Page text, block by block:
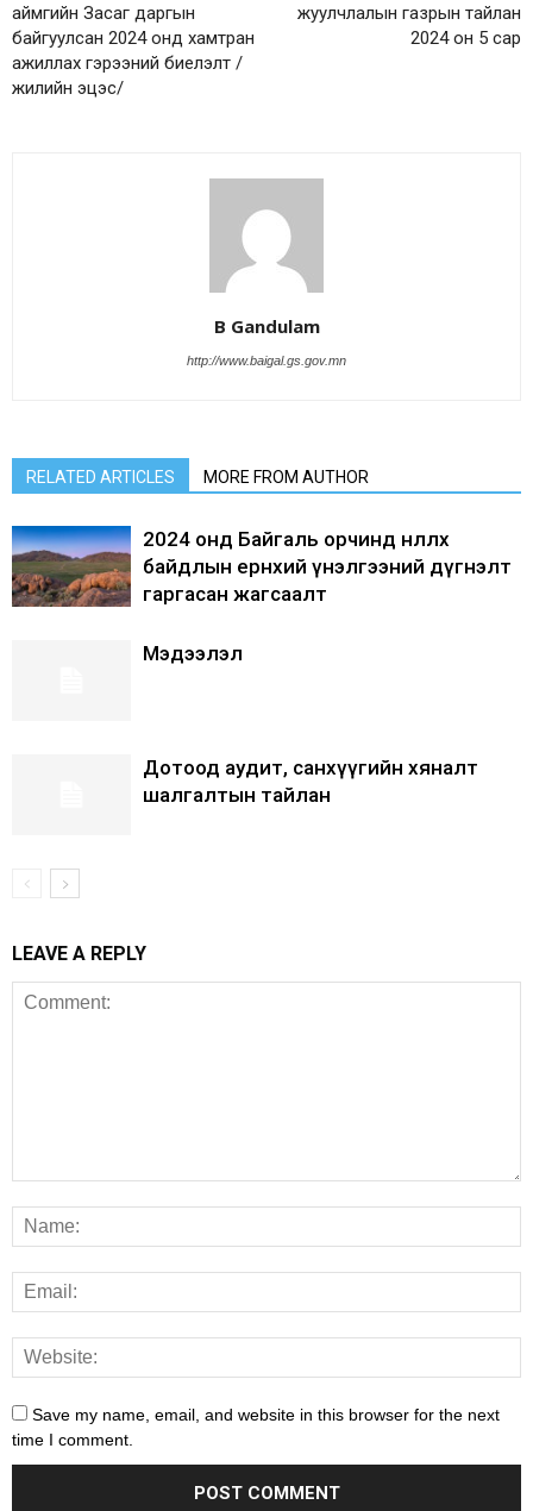
аймгийн Засаг даргын
байгуулсан 2024 онд хамтран
ажиллах гэрээний биелэлт /
жилийн эцэс/
жуулчлалын газрын тайлан
2024 он 5 сар
B Gandulam
http://www.baigal.gs.gov.mn
RELATED ARTICLES MORE FROM AUTHOR
2024 онд Байгаль орчинд нөлөөлөх
байдлын ерөнхий үнэлгээний дүгнэлт
гаргасан жагсаалт
Мэдээлэл
Дотоод аудит, санхүүгийн хяналт
шалгалтын тайлан
LEAVE A REPLY
Save my name, email, and website in this browser for the next
time I comment.